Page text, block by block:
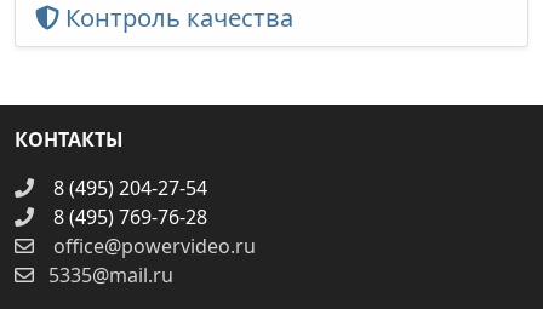
Контроль качества
КОНТАКТЫ
8 (495) 204-27-54
8 (495) 769-76-28
office@powervideo.ru
5335@mail.ru